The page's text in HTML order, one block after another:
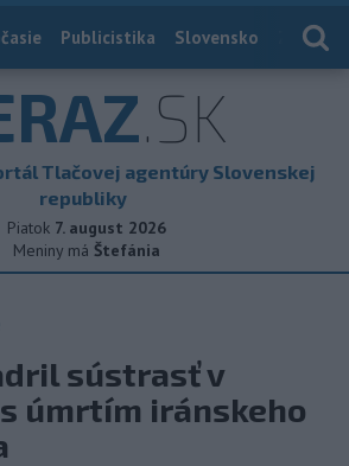
Publicistika Slovensko
.SK
Tlačovej agentúry Slovenskej
republiky
Piatok 7. august 2026
Meniny má Štefánia
sústrasť v
úmrtím iránskeho